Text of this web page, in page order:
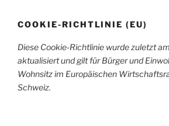
COOKIE-RICHTLINIE (EU)
Diese Cookie-Richtlinie wurde zuletzt
aktualisiert und gilt für Bürger und
Wohnsitz im Europäischen
Schweiz.